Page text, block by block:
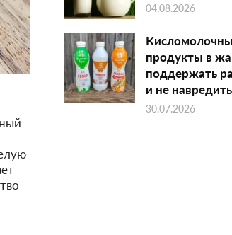
04.08.2026
продукты в
поддержать
и не навредить
30.07.2026